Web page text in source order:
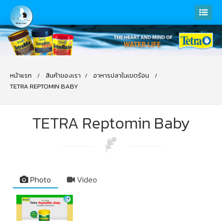
หน้าแรก สินค้าของเรา
อาหารปลาในเขตร้อน
TETRA REPTOMIN BABY
TETRA Reptomin Baby
Photo Video